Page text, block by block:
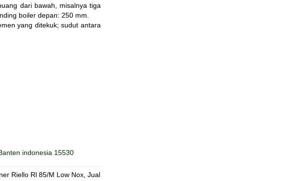
dari bawah, misalnya tiga
boiler depan: 250 mm.
yang ditekuk; sudut antara
indonesia 15530
Riello Rl 85/M Low Nox Jual